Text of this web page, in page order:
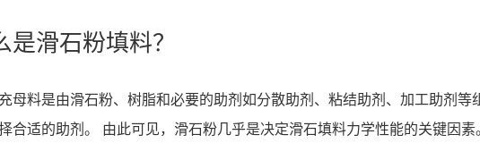
是滑石粉填料？
母料是由滑石粉、树脂和必要的助剂如分散助剂、粘结助剂、加工助剂等
合适的助剂。 由此可见，滑石粉几乎是决定滑石填料力学性能的关键因素